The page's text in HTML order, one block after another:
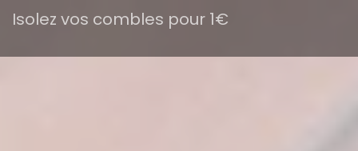
Isolez vos combles pour 1€